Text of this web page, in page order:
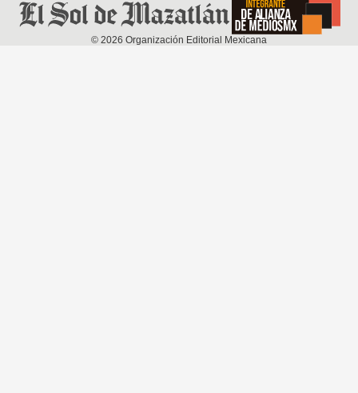
© 2026 Organización Editorial Mexicana